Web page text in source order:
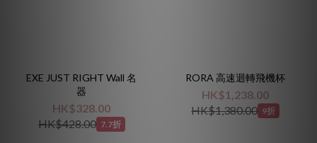
EXE JUST RIGHT Wall 名
器
HK$328.00
HK$428.00 7.7折
RORA 高速迴轉飛機杯
HK$1,238.00
HK$1,380.00 9折